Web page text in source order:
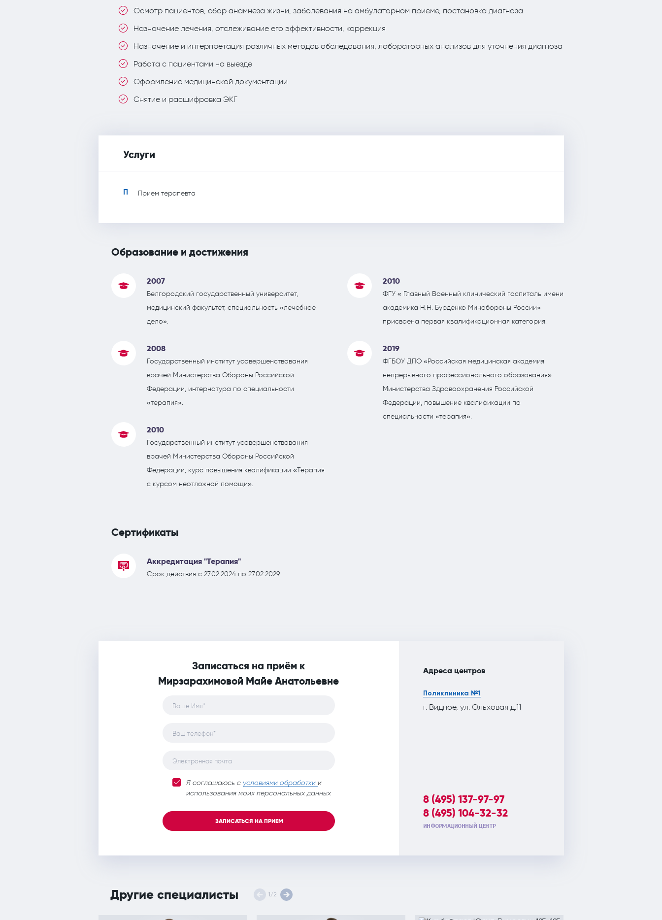
Осмотр пациентов, сбор анамнеза жизни, заболевания на амбулаторном приеме, постановка диагноза
Назначение лечения, отслеживание его эффективности, коррекция
Назначение и интерпретация различных методов обследования, лабораторных анализов для уточнения диагноза
Работа с пациентами на выезде
Оформление медицинской документации
Снятие и расшифровка ЭКГ
Услуги
П Прием терапевта
Образование и достижения
2007
Белгородский государственный университет,
медицинский факультет, специальность «лечебное
дело».
2008
Государственный институт усовершенствования
врачей Министерства Обороны Российской
Федерации, интернатура по специальности
«терапия».
2010
Государственный институт усовершенствования
врачей Министерства Обороны Российской
Федерации, курс повышения квалификации «Терапия
с курсом неотложной помощи».
2010
ФГУ « Главный Военный клинический госпиталь имени
академика Н.Н. Бурденко Минобороны России»
присвоена первая квалификационная категория.
2019
ФГБОУ ДПО «Российская медицинская академия
непрерывного профессионального образования»
Министерства Здравоохранения Российской
Федерации, повышение квалификации по
специальности «терапия».
Сертификаты
Аккредитация "Терапия"
Срок действия с 27.02.2024 по 27.02.2029
Записаться на приём к
Мирзарахимовой Майе Анатольевне
Ваше Имя*
Ваш телефон*
Электронная почта
Я соглашаюсь с условиями обработки и
использования моих персональных данных
ЗАПИСАТЬСЯ НА ПРИЕМ
Адреса центров
Поликлиника №1
г. Видное, ул. Ольховая д.11
8 (495) 137-97-97
8 (495) 104-32-32
ИНФОРМАЦИОННЫЙ ЦЕНТР
Другие специалисты 1 /2